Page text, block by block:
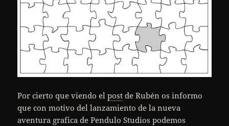
Por cierto que viendo elpost de Rubén os informo
que con motivo del lanzamiento de la nueva
aventura grafica de Pendulo Studios podemos